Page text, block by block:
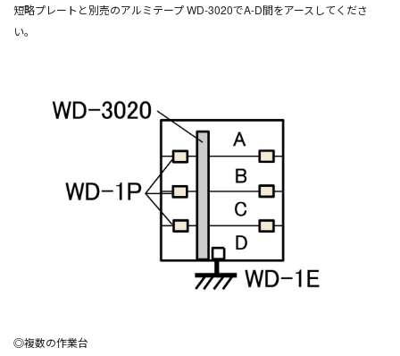
短略プレートと別売のアルミテープ WD-3020でA-D間をアースしてくださ
い。
◎複数の作業台